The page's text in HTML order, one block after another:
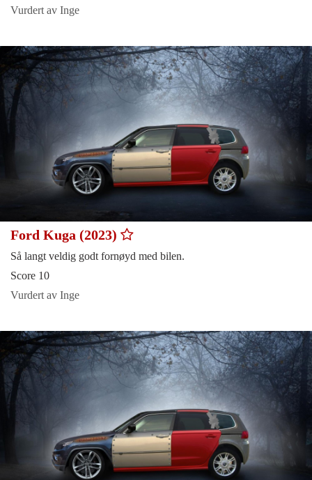
Vurdert av Inge
Ford Kuga (2023)
Så langt veldig godt fornøyd med bilen.
Score 10
Vurdert av Inge